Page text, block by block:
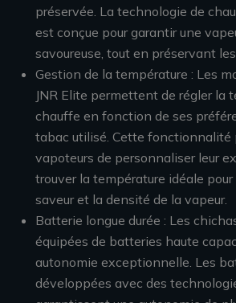
préservée. La technologie de
est conçue pour garantir une
savoureuse, tout en préservant
Gestion de la température : Les
JNR Elite permettent de régler la
chauffe en fonction de ses
tabac utilisé. Cette fonctionnalité
vapoteurs de personnaliser leur
trouver la température idéale
saveur et la densité de la vapeur.
Batterie longue durée : Les
équipées de batteries haute
autonomie exceptionnelle. Les
développées avec des